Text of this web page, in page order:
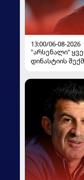
13:00/06-08-2026
"არსენალი"
დინასტიის